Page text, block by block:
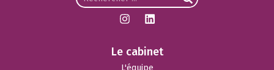
Le cabinet
L'équipe